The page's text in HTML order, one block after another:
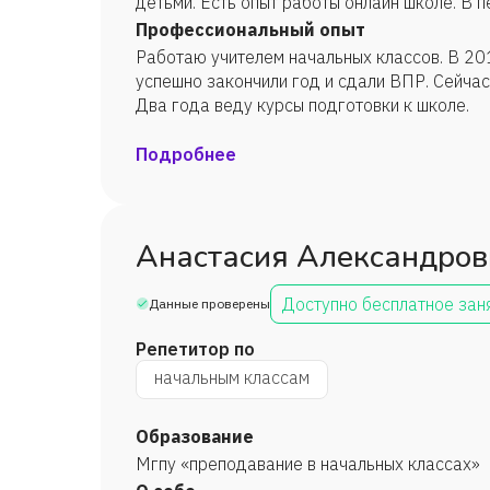
zoom, успешно провожу уроки с
количество свободного времени, поэтому
развиваться.
Профессиональный опыт
Работаю учителем начальных классов. В 2018-2019 доучивала 4 класс, все дети
успешно закончили год и сдали ВПР. Сейчас обучаю большой класс первоклассников.
Два года веду курсы подготовки к школе.
Подробнее
Анастасия
Данные проверены Доступно бесплатное
Репетитор по
начальным классам
Образование
Мгпу «преподавание в начальных классах»